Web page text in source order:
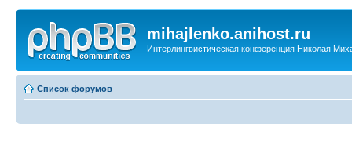
mihajlenko.anihost.ru
Интерлингвистическая конференция Николая
Список форумов